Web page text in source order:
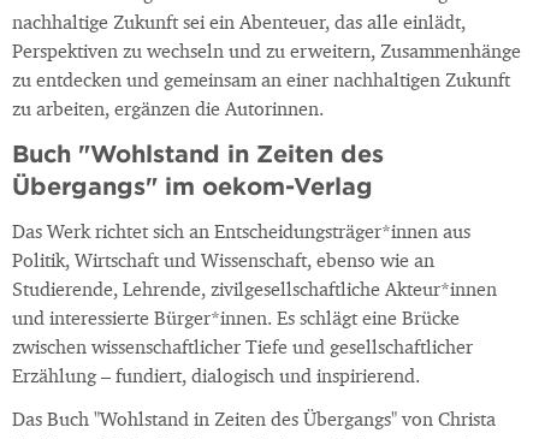
nachhaltige Zukunft sei ein Abenteuer, das alle einlädt,
Perspektiven zu wechseln und zu erweitern, Zusammenhänge
zu entdecken und gemeinsam an einer nachhaltigen Zukunft
zu arbeiten, ergänzen die Autorinnen.
Buch "Wohlstand in Zeiten des
Übergangs" im oekom-Verlag
Das Werk richtet sich an Entscheidungsträger*innen aus
Politik, Wirtschaft und Wissenschaft, ebenso wie an
Studierende, Lehrende, zivilgesellschaftliche Akteur*innen
und interessierte Bürger*innen. Es schlägt eine Brücke
zwischen wissenschaftlicher Tiefe und gesellschaftlicher
Erzählung – fundiert, dialogisch und inspirierend.
Das Buch "Wohlstand in Zeiten des Übergangs" von Christa